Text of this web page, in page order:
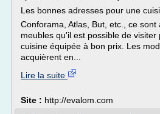
Les bonnes adresses pour une
Conforama, Atlas, But, etc., ce
meubles qu'il est possible de
cuisine équipée à bon prix. Les
acquièrent en...
Lire la suite
Site : http://evalom.com